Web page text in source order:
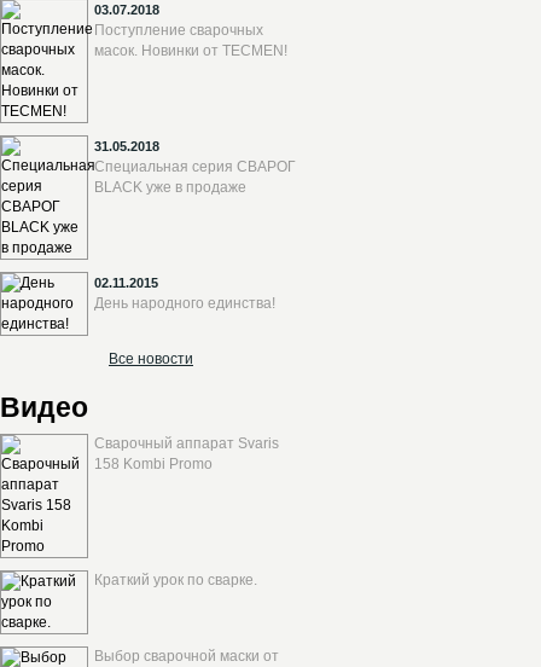
03.07.2018
Поступление сварочных
масок. Новинки от TECMEN!
31.05.2018
Специальная серия СВАРОГ
BLACK уже в продаже
02.11.2015
День народного единства!
Все новости
Видео
Сварочный аппарат Svaris
158 Kombi Promo
Краткий урок по сварке.
Выбор сварочной маски от